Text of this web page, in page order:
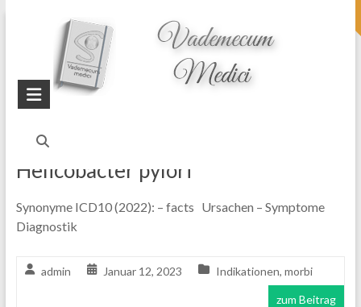
topheader
Startseite
Blog
Sodbrennen
Helicobacter pylori
Synonyme ICD10 (2022): – facts Ursachen – Symptome
Diagnostik
admin Januar 12, 2023 Indikationen, morbi
zum Beitrag